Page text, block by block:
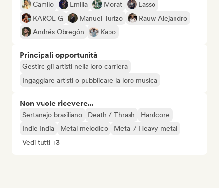
Camilo Emilia Morat
Lasso
KAROL G
Manuel Turizo
Rauw Alejandro
Andrés Obregón
Kapo
Principali opportunità
Gestire gli artisti nella loro carriera
Ingaggiare artisti o pubblicare la loro musica
Non vuole ricevere...
Sertanejo brasiliano Death / Thrash
Hardcore
Indie India
Metal melodico
Metal / Heavy metal
Vedi tutti +3